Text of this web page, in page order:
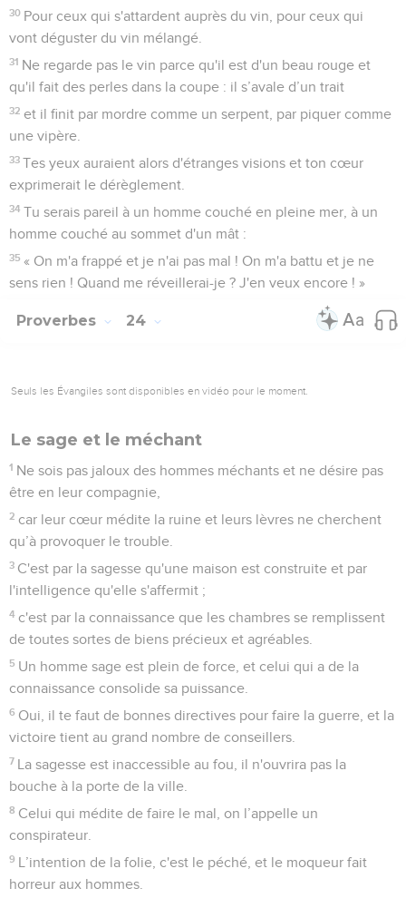
30 Pour ceux qui s'attardent auprès du vin, pour ceux qui
vont déguster du vin mélangé.
31 Ne regarde pas le vin parce qu'il est d'un beau rouge et
qu'il fait des perles dans la coupe : il s’avale d’un trait
32 et il finit par mordre comme un serpent, par piquer comme
une vipère.
33 Tes yeux auraient alors d'étranges visions et ton cœur
exprimerait le dérèglement.
34 Tu serais pareil à un homme couché en pleine mer, à un
homme couché au sommet d'un mât :
35 « On m'a frappé et je n'ai pas mal ! On m'a battu et je ne
sens rien ! Quand me réveillerai-je ? J'en veux encore ! »
Proverbes 24
Seuls les Évangiles sont disponibles en vidéo pour le moment.
Le sage et le méchant
1 Ne sois pas jaloux des hommes méchants et ne désire pas
être en leur compagnie,
2 car leur cœur médite la ruine et leurs lèvres ne cherchent
qu’à provoquer le trouble.
3 C'est par la sagesse qu'une maison est construite et par
l'intelligence qu'elle s'affermit ;
4 c'est par la connaissance que les chambres se remplissent
de toutes sortes de biens précieux et agréables.
5 Un homme sage est plein de force, et celui qui a de la
connaissance consolide sa puissance.
6 Oui, il te faut de bonnes directives pour faire la guerre, et la
victoire tient au grand nombre de conseillers.
7 La sagesse est inaccessible au fou, il n'ouvrira pas la
bouche à la porte de la ville.
8 Celui qui médite de faire le mal, on l’appelle un
conspirateur.
9 L’intention de la folie, c'est le péché, et le moqueur fait
horreur aux hommes.